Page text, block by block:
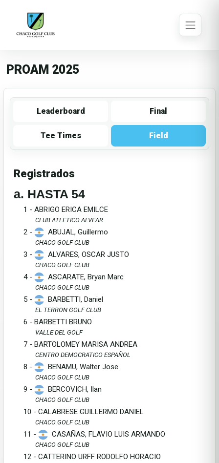
PROAM 2025
Leaderboard Final
Tee Times Field
Registrados
a. HASTA 54
1 - ABRIGO ERICA EMILCE
CLUB ATLETICO ALVEAR
2 - ABUJAL, Guillermo
CHACO GOLF CLUB
3 - ALVARES, OSCAR JUSTO
CHACO GOLF CLUB
4 - ASCARATE, Bryan Marc
CHACO GOLF CLUB
5 - BARBETTI, Daniel
EL TERRON GOLF CLUB
6 - BARBETTI BRUNO
VALLE DEL GOLF
7 - BARTOLOMEY MARISA ANDREA
CENTRO DEMOCRATICO ESPAÑOL
8 - BENAMU, Walter Jose
CHACO GOLF CLUB
9 - BERCOVICH, Ilan
CHACO GOLF CLUB
10 - CALABRESE GUILLERMO DANIEL
CHACO GOLF CLUB
11 - CASAÑAS, FLAVIO LUIS ARMANDO
CHACO GOLF CLUB
12 - CATTERINO URFF RODOLFO HORACIO